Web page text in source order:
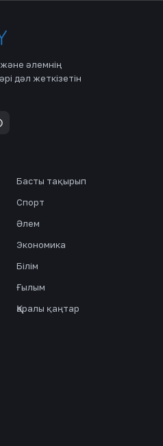
әлемнің
дәл жеткізетін
Басты тақырып
Спорт
Әлем
Экономика
Білім
Ғылым
Қаралы қаңтар